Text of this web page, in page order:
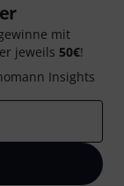
mit
jeweils 50€!
Insights